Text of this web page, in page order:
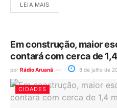
LEIA MAIS
Em construção, maior
contará com cerca de
por Rádio Aruanã 8 de julho de
CIDADES